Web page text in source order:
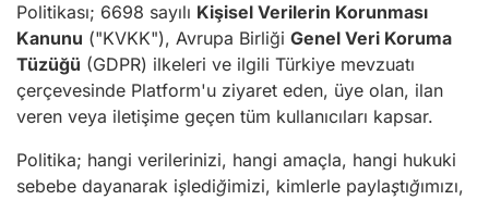
Politikası; 6698 sayılı Kişisel Verilerin Korunması
Kanunu ("KVKK"), Avrupa Birliği Genel Veri Koruma
Tüzüğü (GDPR) ilkeleri ve ilgili Türkiye mevzuatı
çerçevesinde Platform'u ziyaret eden, üye olan, ilan
veren veya iletişime geçen tüm kullanıcıları kapsar.
Politika; hangi verilerinizi, hangi amaçla, hangi hukuki
sebebe dayanarak işlediğimizi, kimlerle paylaştığımızı,